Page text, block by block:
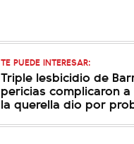
TE PUEDE INTERESAR:
Triple lesbicidio de
pericias complicaron
la querella dio por